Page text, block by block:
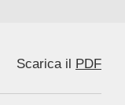
Scarica il PDF